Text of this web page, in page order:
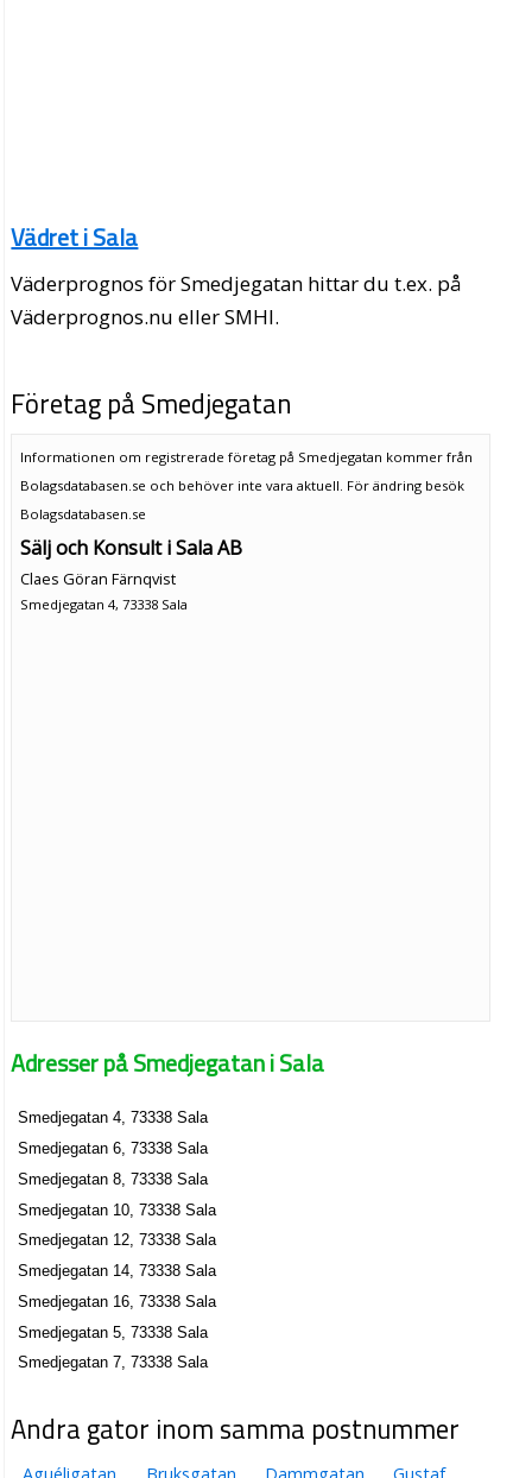
Vädret i Sala
Väderprognos för Smedjegatan hittar du t.ex. på
Väderprognos.nu eller SMHI.
Företag på Smedjegatan
Informationen om registrerade företag på Smedjegatan kommer från
Bolagsdatabasen.se och behöver inte vara aktuell. För ändring besök
Bolagsdatabasen.se
Sälj och Konsult i Sala AB
Claes Göran Färnqvist
Smedjegatan 4, 73338 Sala
Adresser på Smedjegatan i Sala
Smedjegatan 4, 73338 Sala
Smedjegatan 6, 73338 Sala
Smedjegatan 8, 73338 Sala
Smedjegatan 10, 73338 Sala
Smedjegatan 12, 73338 Sala
Smedjegatan 14, 73338 Sala
Smedjegatan 16, 73338 Sala
Smedjegatan 5, 73338 Sala
Smedjegatan 7, 73338 Sala
Andra gator inom samma postnummer